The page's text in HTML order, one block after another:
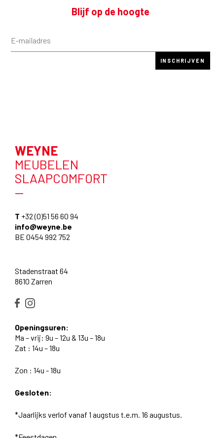
Blijf op de hoogte
WEYNE
MEUBELEN
SLAAPCOMFORT
—
T +32 (0)51 56 60 94
info@weyne.be
BE 0454 992 752
Stadenstraat 64
8610 Zarren
Openingsuren:
Ma – vrij: 9u – 12u & 13u – 18u
Zat : 14u – 18u
Zon : 14u - 18u
Gesloten:
*Jaarlijks verlof vanaf 1 augstus t.e.m. 16 augustus.